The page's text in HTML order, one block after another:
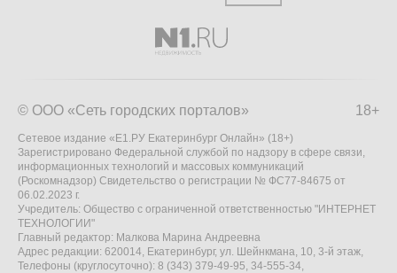
18+
© ООО «Сеть городских порталов»
Сетевое издание «Е1.РУ Екатеринбург Онлайн» (18+)
Зарегистрировано Федеральной службой по надзору в сфере связи,
информационных технологий и массовых коммуникаций
(Роскомнадзор) Свидетельство о регистрации № ФС77-84675 от
06.02.2023 г.
Учредитель: Общество с ограниченной ответственностью "ИНТЕРНЕТ
ТЕХНОЛОГИИ"
Главный редактор: Малкова Марина Андреевна
Адрес редакции: 620014, Екатеринбург, ул. Шейнкмана, 10, 3-й этаж,
Телефоны (круглосуточно): 8 (343) 379-49-95, 34-555-34,